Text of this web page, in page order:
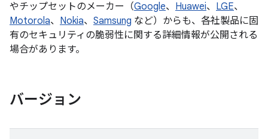
やチップセットのメーカー（Google、 Huawei、 LGE、
Motorola、 Nokia、 Samsung など）からも、各社製品に固
有のセキュリティの脆弱性に関する詳細情報が公開される
場合があります。
バージョン